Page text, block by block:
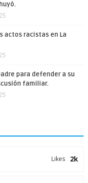
actos racistas en La
para defender a su
familiar.
2k
Likes